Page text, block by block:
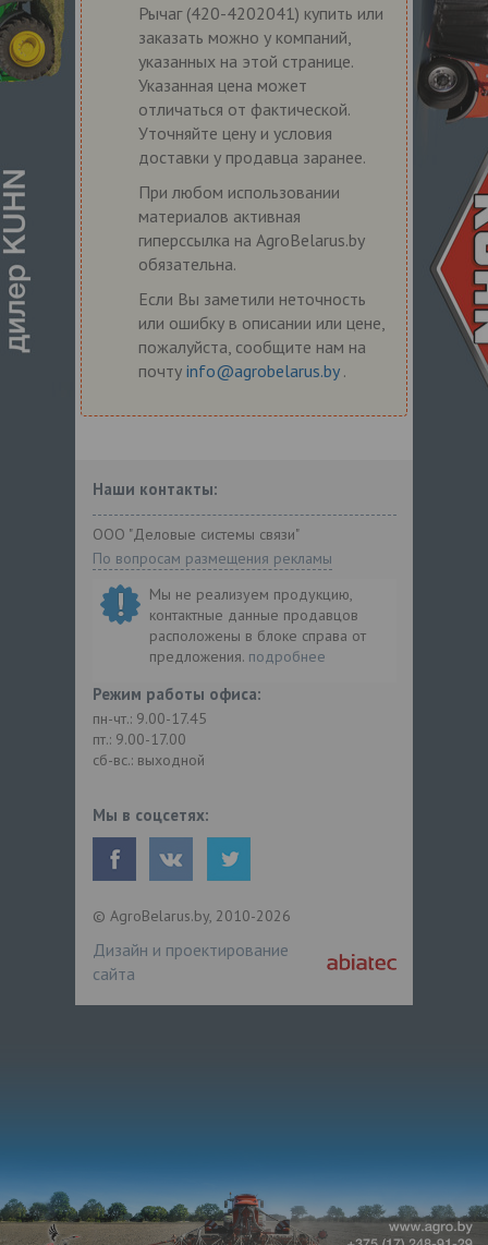
Рычаг (420-4202041) купить или
заказать можно у компаний,
указанных на этой странице.
Указанная цена может
отличаться от фактической.
Уточняйте цену и условия
доставки у продавца заранее.
При любом использовании
материалов активная
гиперссылка на AgroBelarus.by
обязательна.
Если Вы заметили неточность
или ошибку в описании или цене,
пожалуйста, сообщите нам на
почту info@agrobelarus.by .
Наши контакты:
ООО "Деловые системы связи"
По вопросам размещения рекламы
Мы не реализуем продукцию,
контактные данные продавцов
расположены в блоке справа от
предложения. подробнее
Режим работы офиса:
пн-чт.: 9.00-17.45
пт.: 9.00-17.00
сб-вс.: выходной
Мы в соцсетях:
© AgroBelarus.by, 2010-2026
Дизайн и проектирование
сайта